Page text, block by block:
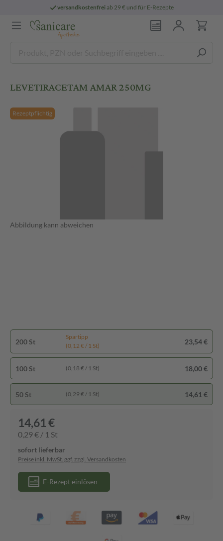
versandkostenfreiab 29 € und für E-Rezepte
LEVETIRACETAM AMAR 250MG
Rezeptpflichtig
Abbildung kann abweichen
200 St
Spartipp
(0,12 € / 1 St)
23,54 €
100 St (0,18 € / 1 St) 18,00 €
50 St (0,29 € / 1 St) 14,61 €
14,61 €
0,29 € / 1 St
sofort lieferbar
Preise inkl. MwSt. ggf. zzgl. Versandkosten
E-Rezept einlösen